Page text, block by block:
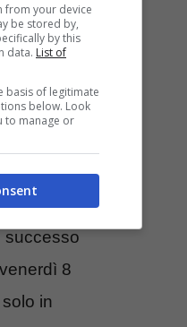
ma
per i
successo
8
in
from your device
be stored by,
by this
data. List of
basis of legitimate
below. Look
to manage or